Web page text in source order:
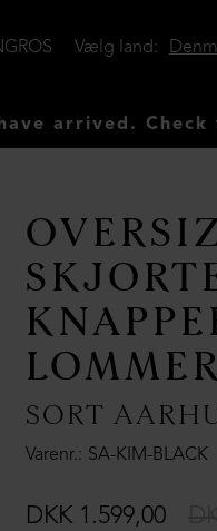
Vælg land:
Check them out
LOMMER
SORT
Varenr. SA-KIM-BLACK
DKK 1.599,00